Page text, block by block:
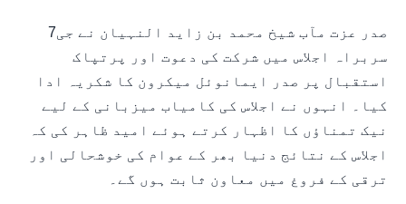
صدر عزت مآب شیخ محمد بن زاید النہیان نے جی7
سربراہ اجلاس میں شرکت کی دعوت اور پرتپاک
استقبال پر صدر ایمانوئل میکرون کا شکریہ ادا
کیا۔ انہوں نے اجلاس کی کامیاب میزبانی کے لیے
نیک تمناؤں کا اظہار کرتے ہوئے امید ظاہر کی کہ
اجلاس کے نتائج دنیا بھر کے عوام کی خوشحالی اور
ترقی کے فروغ میں معاون ثابت ہوں گے۔